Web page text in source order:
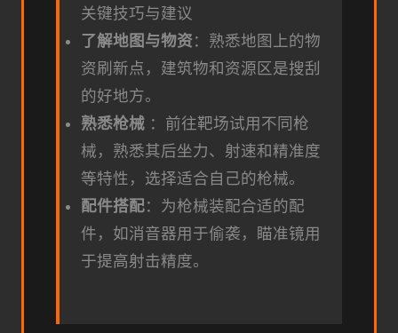
关键技巧与建议
了解地图与物资：熟悉地图上的物
资刷新点，建筑物和资源区是搜刮
的好地方。
熟悉枪械 ：前往靶场试用不同枪
械，熟悉其后坐力、射速和精准度
等特性，选择适合自己的枪械。
配件搭配：为枪械装配合适的配
件，如消音器用于偷袭，瞄准镜用
于提高射击精度。